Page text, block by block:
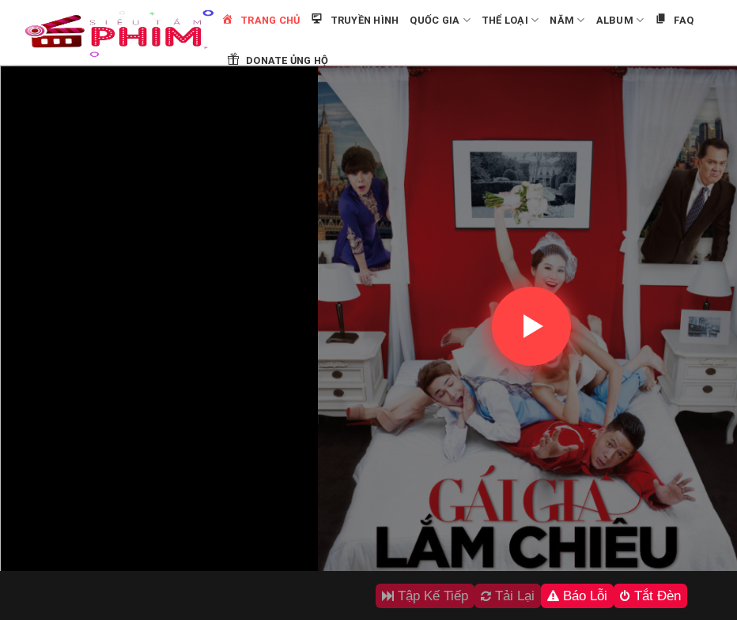
TRANG CHỦ TRUYỀN HÌNH QUỐC GIA THỂ LOẠI NĂM ALBUM FAQ
DONATE ỦNG HỘ
Tập Kế Tiếp Tải Lại Báo Lỗi Tắt Đèn